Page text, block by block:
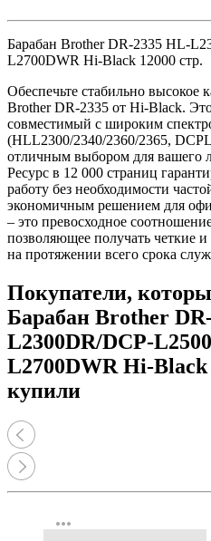
Барабан Brother DR-2335 HL-
L2700DWR Hi-Black 12000 стр.
Обеспечьте стабильно высокое
Brother DR-2335 от Hi-Black.
совместимый с широким
(HLL2300/2340/2360/2365,
отличным выбором для вашего
Ресурс в 12 000 страниц
работу без необходимости
экономичным решением для
– это превосходное
позволяющее получать четкие
на протяжении всего срока
Покупатели,
Барабан Brother
L2300DR/DCP-
L2700DWR Hi-Black
купили
more_horiz